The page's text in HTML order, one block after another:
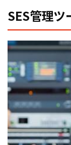
SES管理
活用する視点
未収・請求
要員稼働率
まとめ｜
ら「利益創出
SES管理ツ